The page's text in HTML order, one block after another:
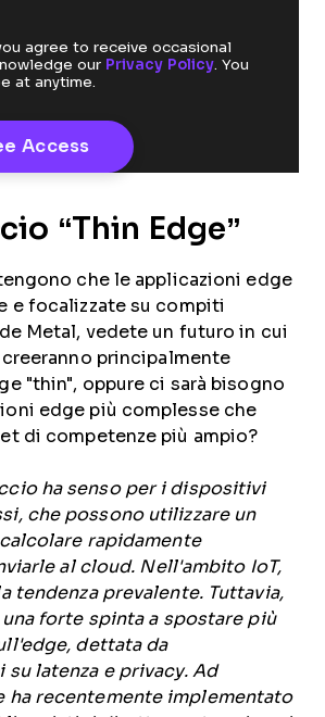
agree to receive occasional
our Privacy Policy. You
at anytime.
“Thin Edge”
che le applicazioni edge
e focalizzate su compiti
Metal, vedete un futuro in cui
principalmente
"thin", oppure ci sarà bisogno
edge più complesse che
di competenze più ampio?
ha senso per i dispositivi
che possono utilizzare un
rapidamente
al cloud. Nell'ambito IoT,
tendenza prevalente. Tuttavia,
forte spinta a spostare più
dettata da
latenza e privacy. Ad
ha recentemente implementato